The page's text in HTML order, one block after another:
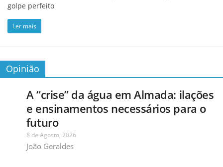
golpe perfeito
Ler mais
Opinião
A “crise” da água em Almada: ilações
e ensinamentos necessários para o
futuro
8 de Agosto, 2026
João Geraldes